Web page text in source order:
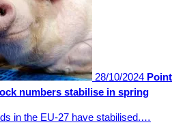
28/10/2024 Point
numbers stabilise in spring
in the EU-27 have stabilised.…